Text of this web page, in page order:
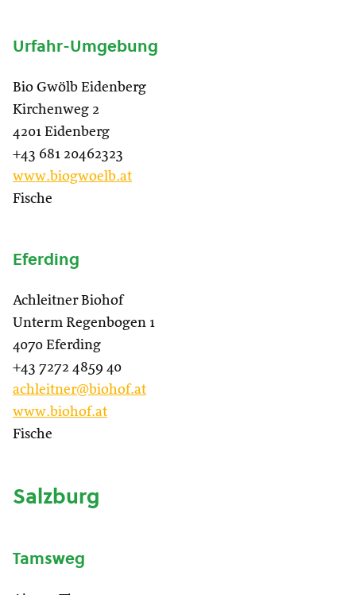
Urfahr-Umgebung
Bio Gwölb Eidenberg
Kirchenweg 2
4201 Eidenberg
+43 681 20462323
www.biogwoelb.at
Fische
Eferding
Achleitner Biohof
Unterm Regenbogen 1
4070 Eferding
+43 7272 4859 40
achleitner@biohof.at
www.biohof.at
Fische
Salzburg
Tamsweg